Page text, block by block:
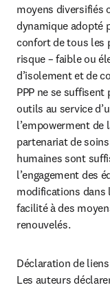
moyens diversifiés
dynamique adopté
confort de tous les
risque – faible ou
d’isolement et de
PPP ne se
outils au service
l’empowerment de
partenariat de
humaines sont
l’engagement des
modifications dans
facilité à des
renouvelés.
Déclaration de
Les auteurs